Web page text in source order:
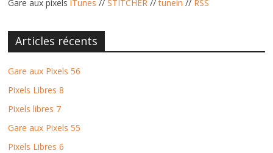
Gare aux pixelsiTunes //STITCHER //tunein // RSS
Articles récents
Gare aux Pixels 56
Pixels Libres 8
Pixels libres 7
Gare aux Pixels 55
Pixels Libres 6